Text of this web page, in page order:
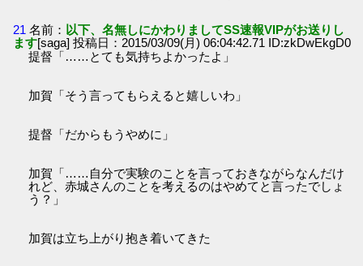
21 名前： 以下、名無しにかわりましてSS速報VIPがお送りし
ます[saga] 投稿日：2015/03/09(月) 06:04:42.71 ID:zkDwEkgD0
提督「……とても気持ちよかったよ」
加賀「そう言ってもらえると嬉しいわ」
提督「だからもうやめに」
加賀「……自分で実験のことを言っておきながらなんだけ
れど、赤城さんのことを考えるのはやめてと言ったでしょ
う？」
加賀は立ち上がり抱き着いてきた